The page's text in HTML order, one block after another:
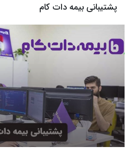
پشتیبانی بیمه دات کام